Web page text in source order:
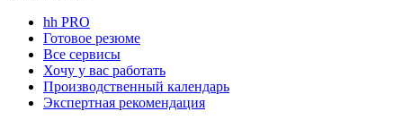
hh PRO
Готовое резюме
Все сервисы
Хочу у вас работать
Производственный календарь
Экспертная рекомендация